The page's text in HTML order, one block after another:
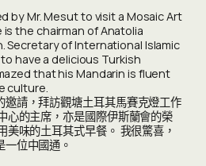
by Mr. Mesut to visit a Mosaic Art
is the chairman of Anatolia
Secretary of International Islamic
have a delicious Turkish
that his Mandarin is fluent
culture.
請，拜訪觀塘土耳其馬賽克燈工作
心的主席，亦是國際伊斯蘭會的榮
美味的土耳其式早餐。 我很驚喜，
位中國通。